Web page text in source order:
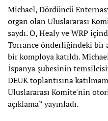
Michael, Dördüncü
organ olan Uluslararası
saydı. O, Healy ve WRP
Torrance önderliğindeki bir
bir komploya katıldı.
İspanya şubesinin
DEUK toplantısına
Uluslararası Komite'nin
açıklama” yayınladı.